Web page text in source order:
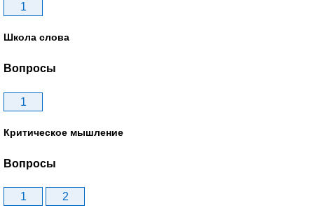
1
Школа слова
Вопросы
1
Критическое мышление
Вопросы
1 2